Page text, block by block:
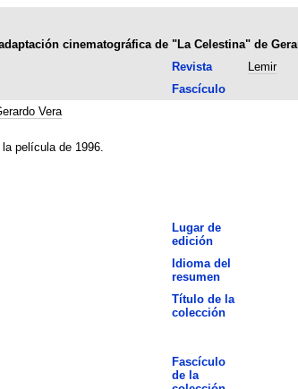
cinematográfica de "La Celestina" de
Revista Lemir
Fascículo
Vera
película de 1996.
Lugar de
edición
Idioma del
resumen
Título de la
colección
Fascículo
de la